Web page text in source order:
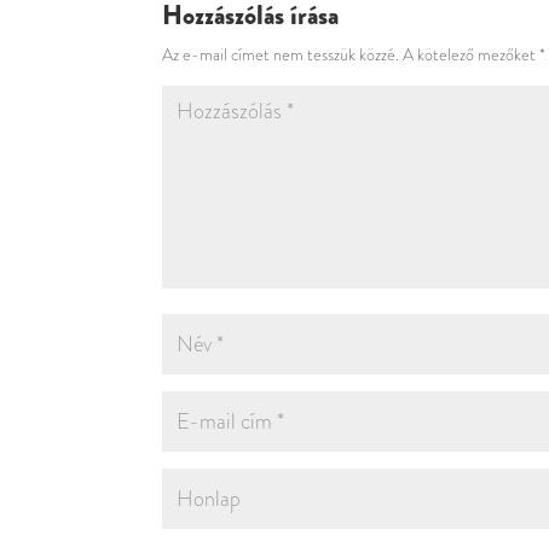
Hozzászólás írása
Az e-mail címet nem tesszük közzé. A kötelező mezőket *